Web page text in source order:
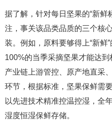
据了解，针对每日坚果的“新鲜
注，事关该品类品质的三个核
装。例如，原料要够得上“新鲜
100%的当季采摘坚果才能达
产业链上游管控、原产地直采
环节，根据标准，坚果保鲜需
以先进技术精准控温控湿，全
湿度恒湿保鲜存储。